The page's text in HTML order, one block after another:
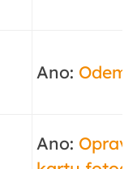
Ano:
Ano: